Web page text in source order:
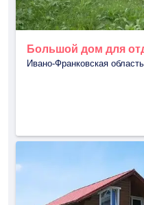
Большой дом для
Ивано-Франковская